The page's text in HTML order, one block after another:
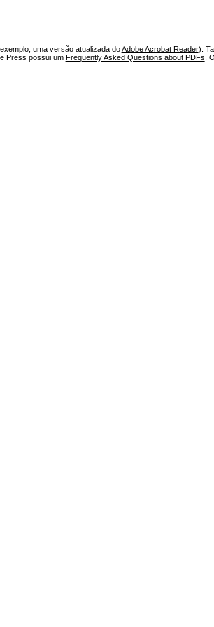
uma versão atualizada doAdobe Acrobat Reader).
Press possui um Frequently Asked Questions about PDFs .